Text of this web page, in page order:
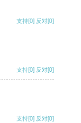
支持[0] 反对[0]
支持[0] 反对[0]
支持[0] 反对[0]